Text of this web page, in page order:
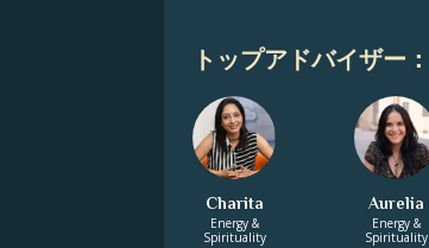
トップアドバイザー：
Charita
Energy &
Spirituality
Aurelia
Energy &
Spirituality